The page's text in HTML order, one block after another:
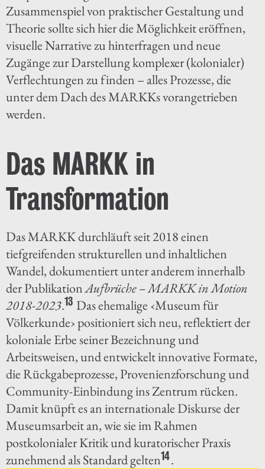
Zusammenspiel von praktischer Gestaltung und
Theorie sollte sich hier die Möglichkeit eröffnen,
visuelle Narrative zu hinterfragen und neue
Zugänge zur Darstellung komplexer (kolonialer)
Verflechtungen zu finden – alles Prozesse, die
unter dem Dach des MARKKs vorangetrieben
werden.
Das MARKK in
Transformation
Das MARKK durchläuft seit 2018 einen
tiefgreifenden strukturellen und inhaltlichen
Wandel, dokumentiert unter anderem innerhalb
der PublikationAufbrüche – MARKK in Motion
2018-2023.13 Das ehemalige ‹Museum für
Völkerkunde› positioniert sich neu, reflektiert der
koloniale Erbe seiner Bezeichnung und
Arbeitsweisen, und entwickelt innovative Formate,
die Rückgabeprozesse, Provenienzforschung und
Community-Einbindung ins Zentrum rücken.
Damit knüpft es an internationale Diskurse der
Museumsarbeit an, wie sie im Rahmen
postkolonialer Kritik und kuratorischer Praxis
zunehmend als Standard gelten14.